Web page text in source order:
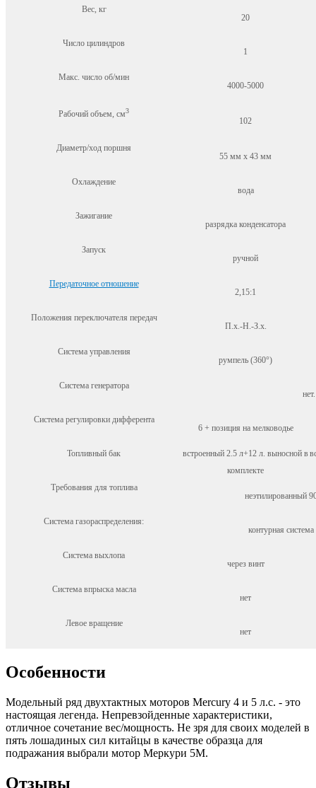
Вес, кг
20
Число цилиндров
1
Макс. число об/мин
4000-5000
Рабочий объем, см3
102
Диаметр/ход поршня
55 мм x 43 мм
Охлаждение
вода
Зажигание
разрядка конденсатора
Запуск
ручной
Передаточное отношение
2,15:1
Положения переключателя передач
П.х.-Н.-З.х.
Система управления
румпель (360°)
Система генератора
нет.
Система регулировки дифферента
6 + позиция на мелководье
Топливный бак
встроенный 2.5 л+12 л. выносной в
комплекте
Требования для топлива
неэтилированный
Система газораспределения:
контурная
Система выхлопа
через винт
Система впрыска масла
нет
Левое вращение
нет
Особенности
Модельный ряд двухтактных моторов Mercury 4 и 5 л.с. - это
настоящая легенда. Непревзойденные характеристики,
отличное сочетание вес/мощность. Не зря для своих моделей в
пять лошадиных сил китайцы в качестве образца для
подражания выбрали мотор Меркури 5М.
Отзывы